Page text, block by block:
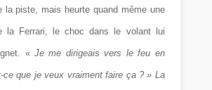
la piste, mais heurte quand même une
la Ferrari, le choc dans le volant lui
«Je me dirigeais vers le feu en
ce que je veux vraiment faire ça ? » La